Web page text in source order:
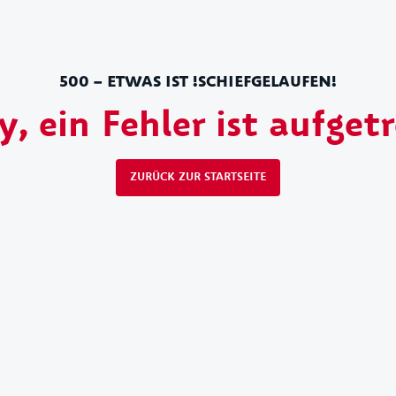
500 – ETWAS IST !SCHIEFGELAUFEN!
ein Fehler ist
ZURÜCK ZUR STARTSEITE